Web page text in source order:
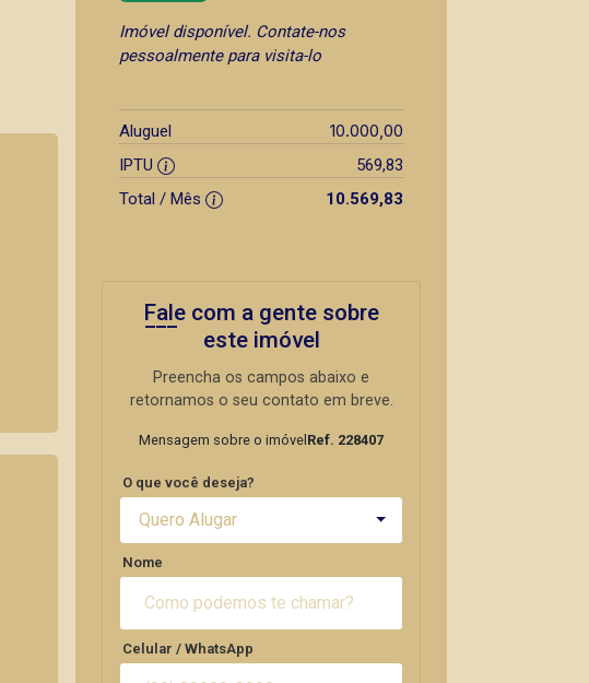
Imóvel disponível. Contate-nos
pessoalmente para visita-lo
Aluguel 10.000,00
IPTU
569,83
Total / Mês
10.569,83
Fale com a gente sobre
este imóvel
Preencha os campos abaixo e
retornamos o seu contato em breve.
Mensagem sobre o imóvel Ref. 228407
O que você deseja?
Quero Alugar
Nome
Celular / WhatsApp